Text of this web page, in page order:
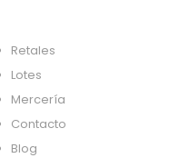
Retales
Lotes
Mercería
Contacto
Blog